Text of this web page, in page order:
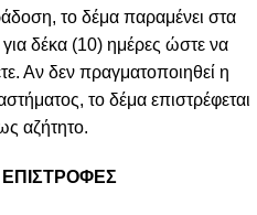
το δέμα παραμένει στα
δέκα (10) ημέρες ώστε να
Αν δεν πραγματοποιηθεί η
το δέμα επιστρέφεται
αζήτητο.